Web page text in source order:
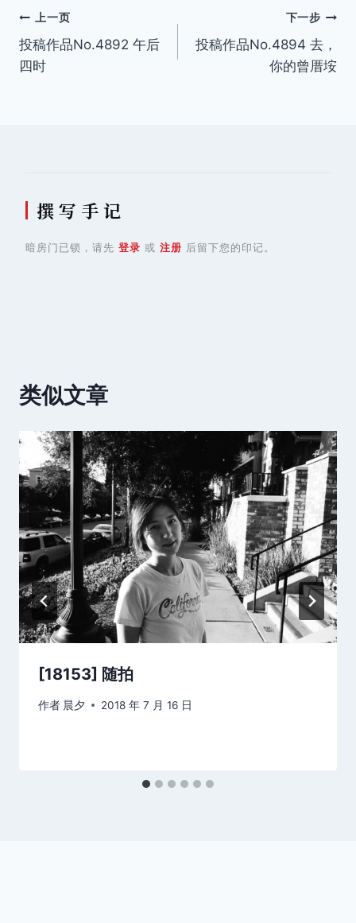
文
章
上一页
投稿作品No.4892 午后
四时
下一步
投稿作品No.4894 去，
你的曾厝垵
撰 写 手 记
暗房门已锁，请先 登录 或 注册 后留下您的印记。
类似文章
[18153] 随拍
作者 晨夕 2018 年 7 月 16 日